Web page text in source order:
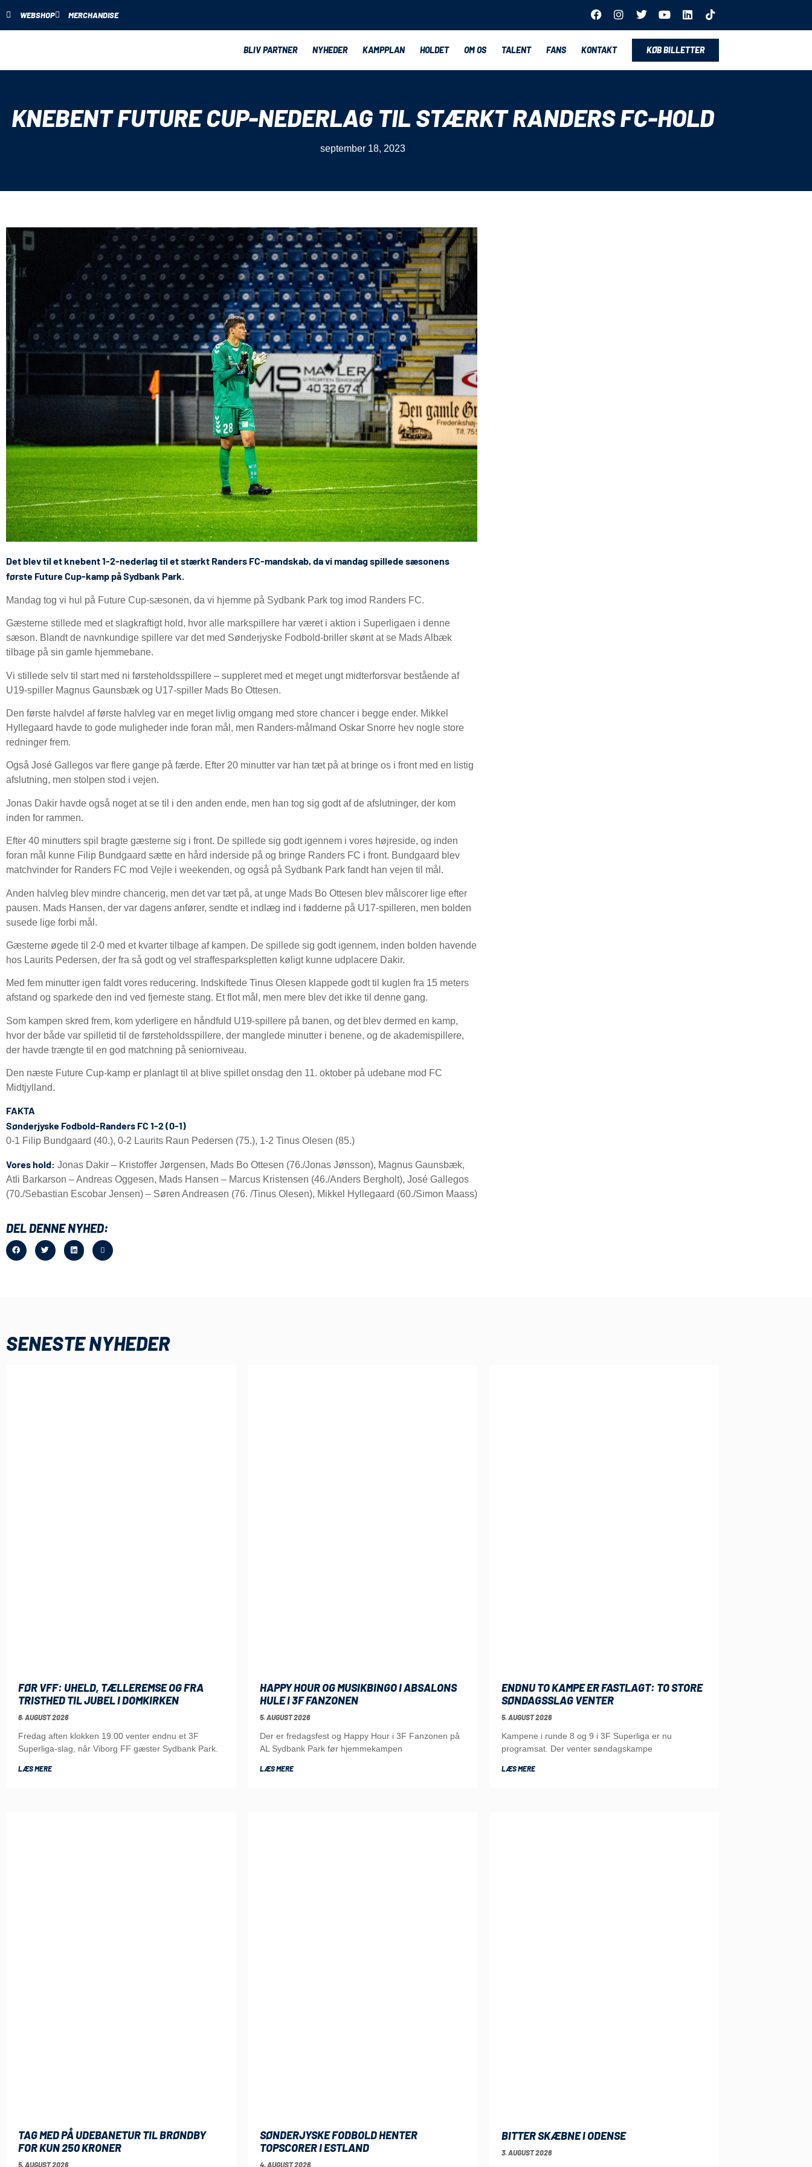
WEBSHOP MERCHANDISE
BLIV PARTNER NYHEDER KAMPPLAN HOLDET OM OS TALENT FANS KONTAKT KØB BILLETTER
KNEBENT FUTURE CUP-NEDERLAG TIL STÆRKT RANDERS FC-HOLD
september 18, 2023
Det blev til et knebent 1-2-nederlag til et stærkt Randers FC-mandskab, da vi mandag spillede sæsonens
første Future Cup-kamp på Sydbank Park.
Mandag tog vi hul på Future Cup-sæsonen, da vi hjemme på Sydbank Park tog imod Randers FC.
Gæsterne stillede med et slagkraftigt hold, hvor alle markspillere har været i aktion i Superligaen i denne
sæson. Blandt de navnkundige spillere var det med Sønderjyske Fodbold-briller skønt at se Mads Albæk
tilbage på sin gamle hjemmebane.
Vi stillede selv til start med ni førsteholdsspillere – suppleret med et meget ungt midterforsvar bestående af
U19-spiller Magnus Gaunsbæk og U17-spiller Mads Bo Ottesen.
Den første halvdel af første halvleg var en meget livlig omgang med store chancer i begge ender. Mikkel
Hyllegaard havde to gode muligheder inde foran mål, men Randers-målmand Oskar Snorre hev nogle store
redninger frem.
Også José Gallegos var flere gange på færde. Efter 20 minutter var han tæt på at bringe os i front med en listig
afslutning, men stolpen stod i vejen.
Jonas Dakir havde også noget at se til i den anden ende, men han tog sig godt af de afslutninger, der kom
inden for rammen.
Efter 40 minutters spil bragte gæsterne sig i front. De spillede sig godt igennem i vores højreside, og inden
foran mål kunne Filip Bundgaard sætte en hård inderside på og bringe Randers FC i front. Bundgaard blev
matchvinder for Randers FC mod Vejle i weekenden, og også på Sydbank Park fandt han vejen til mål.
Anden halvleg blev mindre chancerig, men det var tæt på, at unge Mads Bo Ottesen blev målscorer lige efter
pausen. Mads Hansen, der var dagens anfører, sendte et indlæg ind i fødderne på U17-spilleren, men bolden
susede lige forbi mål.
Gæsterne øgede til 2-0 med et kvarter tilbage af kampen. De spillede sig godt igennem, inden bolden havende
hos Laurits Pedersen, der fra så godt og vel straffesparkspletten køligt kunne udplacere Dakir.
Med fem minutter igen faldt vores reducering. Indskiftede Tinus Olesen klappede godt til kuglen fra 15 meters
afstand og sparkede den ind ved fjerneste stang. Et flot mål, men mere blev det ikke til denne gang.
Som kampen skred frem, kom yderligere en håndfuld U19-spillere på banen, og det blev dermed en kamp,
hvor der både var spilletid til de førsteholdsspillere, der manglede minutter i benene, og de akademispillere,
der havde trængte til en god matchning på seniorniveau.
Den næste Future Cup-kamp er planlagt til at blive spillet onsdag den 11. oktober på udebane mod FC
Midtjylland.
FAKTA
Sønderjyske Fodbold-Randers FC 1-2 (0-1)
0-1 Filip Bundgaard (40.), 0-2 Laurits Raun Pedersen (75.), 1-2 Tinus Olesen (85.)
Vores hold: Jonas Dakir – Kristoffer Jørgensen, Mads Bo Ottesen (76./Jonas Jønsson), Magnus Gaunsbæk,
Atli Barkarson – Andreas Oggesen, Mads Hansen – Marcus Kristensen (46./Anders Bergholt), José Gallegos
(70./Sebastian Escobar Jensen) – Søren Andreasen (76. /Tinus Olesen), Mikkel Hyllegaard (60./Simon Maass)
DEL DENNE NYHED:
SENESTE NYHEDER
FØR VFF: UHELD, TÆLLEREMSE OG FRA
TRISTHED TIL JUBEL I DOMKIRKEN
6. AUGUST 2026
Fredag aften klokken 19.00 venter endnu et 3F
Superliga-slag, når Viborg FF gæster Sydbank Park.
LÆS MERE
HAPPY HOUR OG MUSIKBINGO I ABSALONS
HULE I 3F FANZONEN
5. AUGUST 2026
Der er fredagsfest og Happy Hour i 3F Fanzonen på
AL Sydbank Park før hjemmekampen
LÆS MERE
ENDNU TO KAMPE ER FASTLAGT: TO STORE
SØNDAGSSLAG VENTER
5. AUGUST 2026
Kampene i runde 8 og 9 i 3F Superliga er nu
programsat. Der venter søndagskampe
LÆS MERE
TAG MED PÅ UDEBANETUR TIL BRØNDBY
FOR KUN 250 KRONER
5. AUGUST 2026
SØNDERJYSKE FODBOLD HENTER
TOPSCORER I ESTLAND
4. AUGUST 2026
BITTER SKÆBNE I ODENSE
3. AUGUST 2026